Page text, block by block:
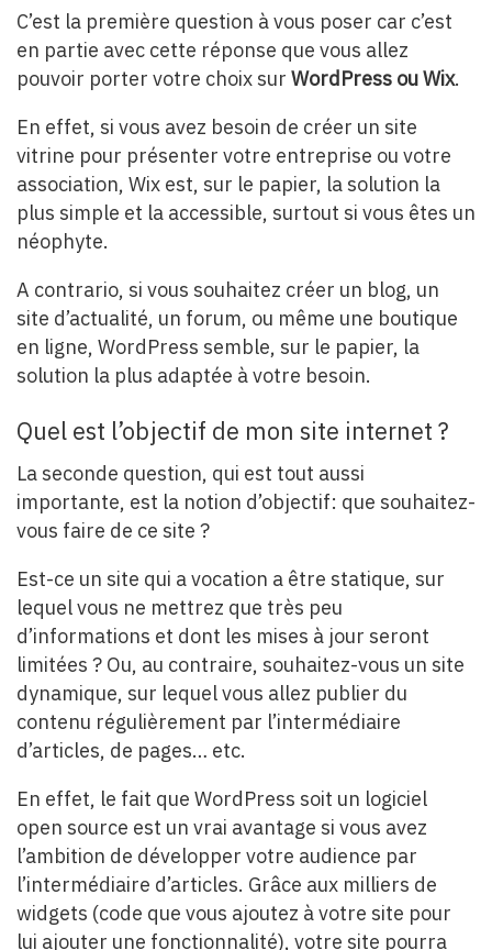
C’est la première question à vous poser car c’est
en partie avec cette réponse que vous allez
pouvoir porter votre choix sur WordPress ou Wix.
En effet, si vous avez besoin de créer un site
vitrine pour présenter votre entreprise ou votre
association, Wix est, sur le papier, la solution la
plus simple et la accessible, surtout si vous êtes un
néophyte.
A contrario, si vous souhaitez créer un blog, un
site d’actualité, un forum, ou même une boutique
en ligne, WordPress semble, sur le papier, la
solution la plus adaptée à votre besoin.
Quel est l’objectif de mon site internet ?
La seconde question, qui est tout aussi
importante, est la notion d’objectif: que souhaitez-
vous faire de ce site ?
Est-ce un site qui a vocation a être statique, sur
lequel vous ne mettrez que très peu
d’informations et dont les mises à jour seront
limitées ? Ou, au contraire, souhaitez-vous un site
dynamique, sur lequel vous allez publier du
contenu régulièrement par l’intermédiaire
d’articles, de pages… etc.
En effet, le fait que WordPress soit un logiciel
open source est un vrai avantage si vous avez
l’ambition de développer votre audience par
l’intermédiaire d’articles. Grâce aux milliers de
widgets (code que vous ajoutez à votre site pour
lui ajouter une fonctionnalité), votre site pourra